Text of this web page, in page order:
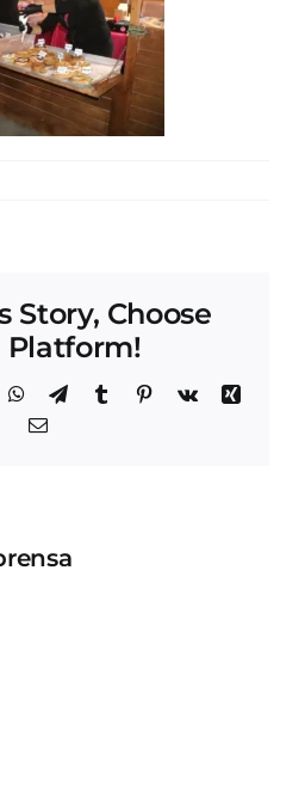
Story, Choose
Platform!
WhatsApp
TelegramTumblrPinterest
Vk
Xing
Correo